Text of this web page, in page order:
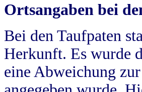
Ortsangaben bei
Bei den Taufpaten
Herkunft. Es wurde
eine Abweichung